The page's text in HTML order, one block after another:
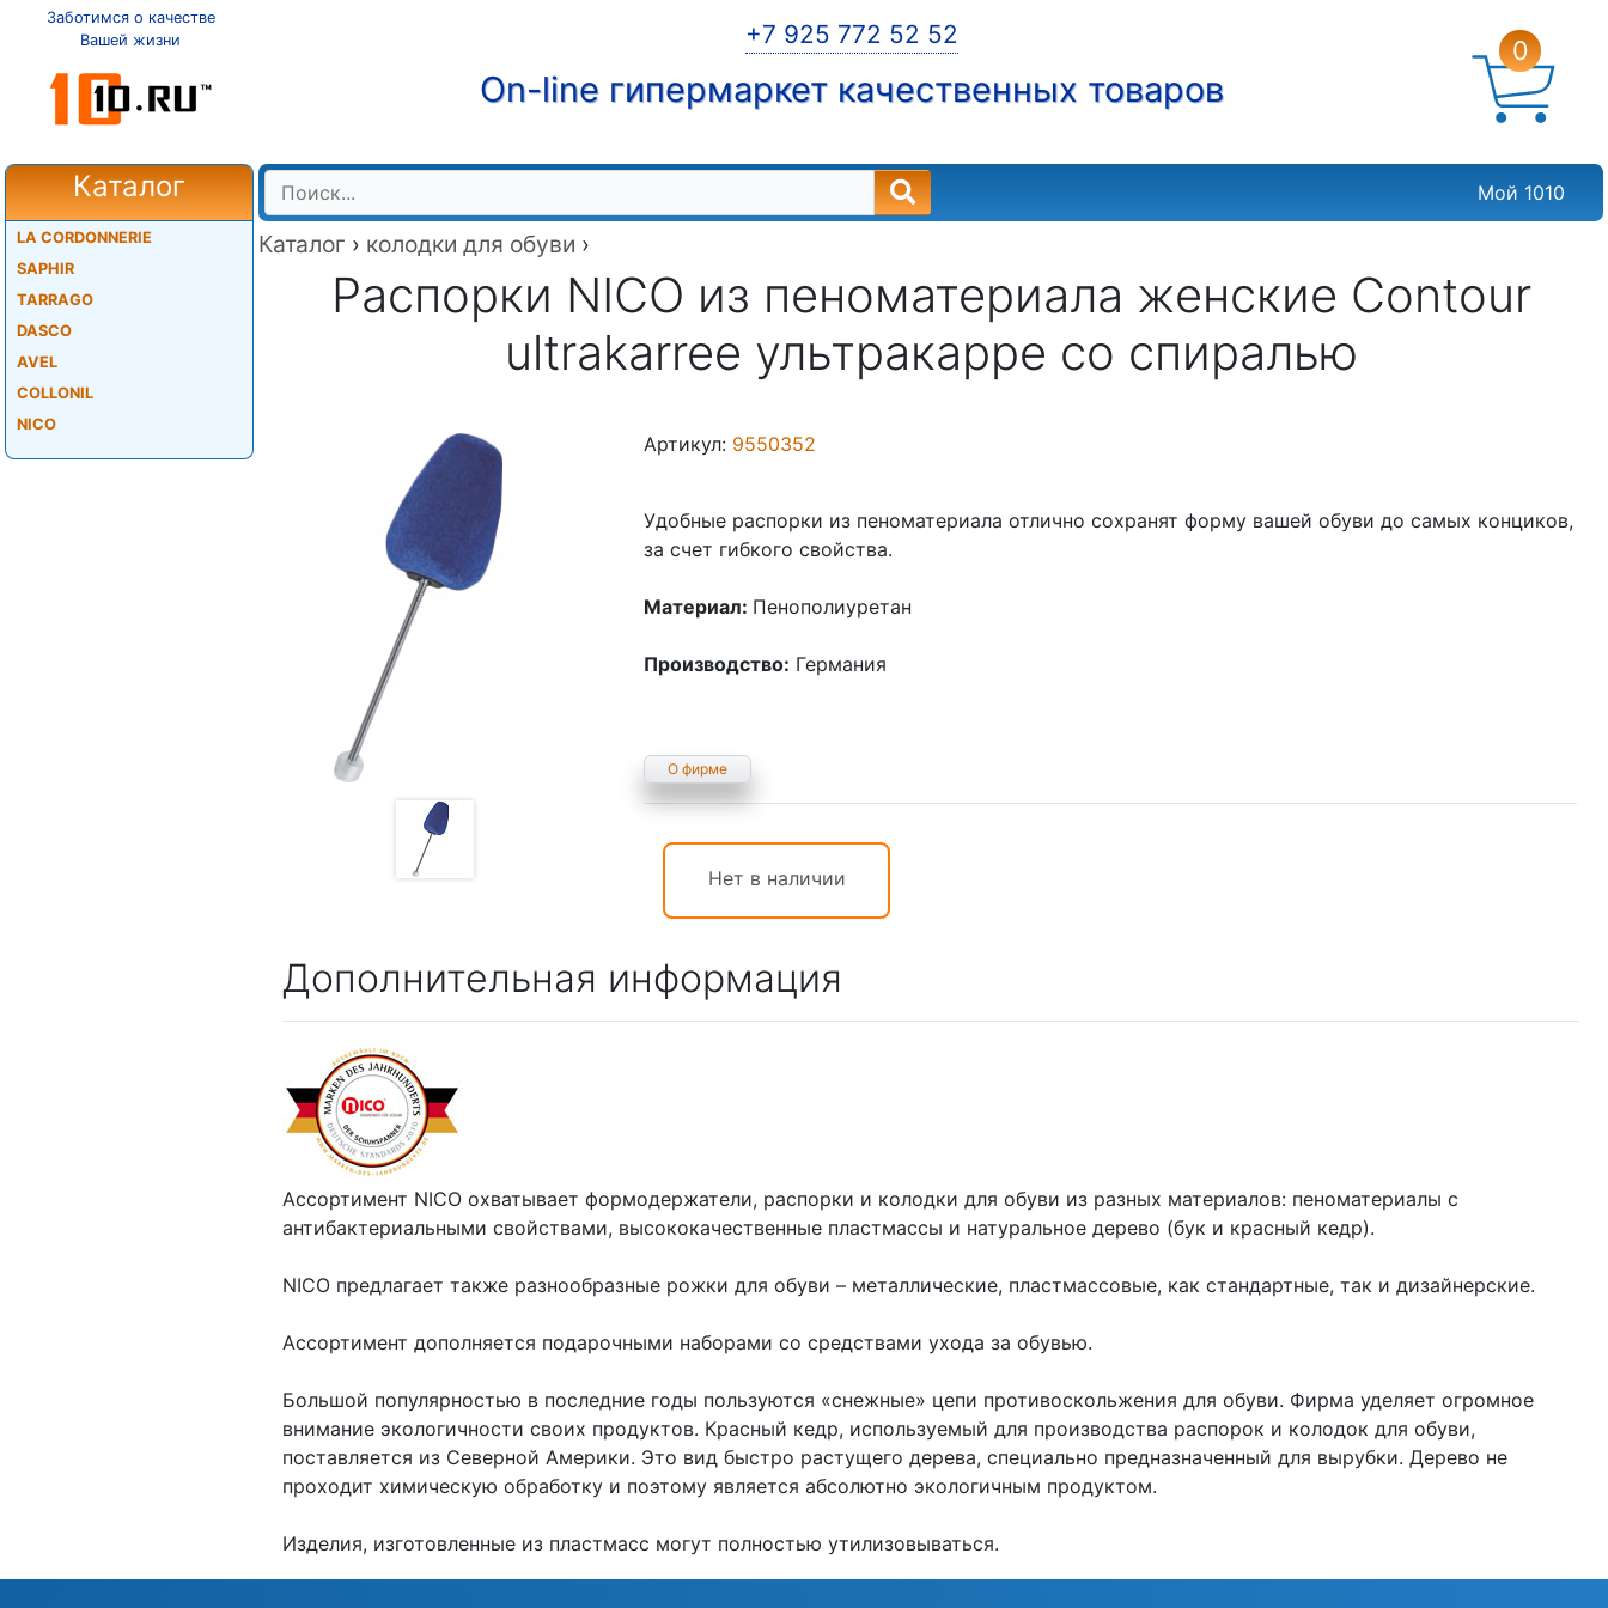
Заботимся о качестве
Вашей жизни
+7 925 772 52 52
On-line гипермаркет качественных товаров
0
Каталог
LA CORDONNERIE
SAPHIR
TARRAGO
DASCO
AVEL
COLLONIL
NICO
Мой 1010
Каталог › колодки для обуви ›
Распорки NICO из пеноматериала женские Contour
ultrakarree ультракарре со спиралью
Артикул: 9550352
Удобные распорки из пеноматериала отлично сохранят форму вашей обуви до самых конциков,
за счет гибкого свойства.
Материал: Пенополиуретан
Производство: Германия
О фирме
Нет в наличии
Дополнительная информация
Ассортимент NICO охватывает формодержатели, распорки и колодки для обуви из разных материалов: пеноматериалы с
антибактериальными свойствами, высококачественные пластмассы и натуральное дерево (бук и красный кедр).
NICO предлагает также разнообразные рожки для обуви – металлические, пластмассовые, как стандартные, так и дизайнерские.
Ассортимент дополняется подарочными наборами со средствами ухода за обувью.
Большой популярностью в последние годы пользуются «снежные» цепи противоскольжения для обуви. Фирма уделяет огромное
внимание экологичности своих продуктов. Красный кедр, используемый для производства распорок и колодок для обуви,
поставляется из Северной Америки. Это вид быстро растущего дерева, специально предназначенный для вырубки. Дерево не
проходит химическую обработку и поэтому является абсолютно экологичным продуктом.
Изделия, изготовленные из пластмасс могут полностью утилизовываться.